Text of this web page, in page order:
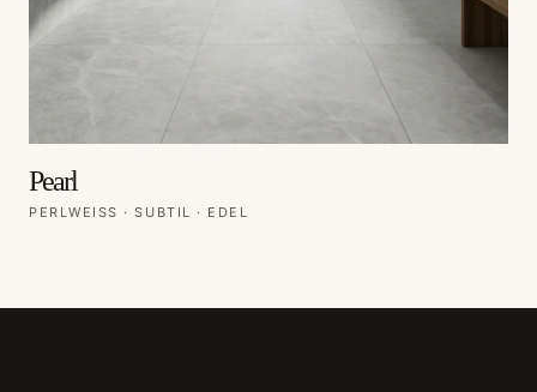
Pearl
PERLWEISS · SUBTIL · EDEL